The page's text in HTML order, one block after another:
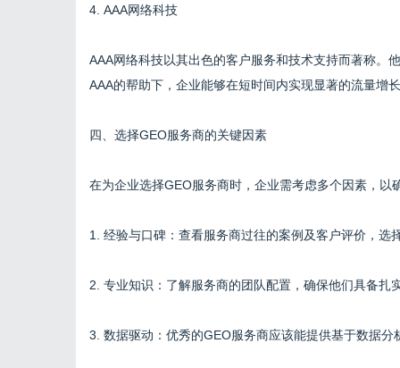
4. AAA网络科技
AAA网络科技以其出色的客户服务和技术支持而著称。
AAA的帮助下，企业能够在短时间内实现显著的流量增
四、选择GEO服务商的关键因素
在为企业选择GEO服务商时，企业需考虑多个因素，以
1. 经验与口碑：查看服务商过往的案例及客户评价，选
2. 专业知识：了解服务商的团队配置，确保他们具备
3. 数据驱动：优秀的GEO服务商应该能提供基于数据